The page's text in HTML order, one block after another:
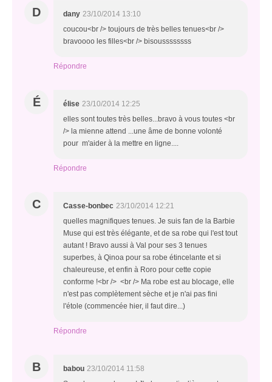
D dany 23/10/2014 13:10
coucou<br /> toujours de très belles tenues<br />
bravoooo les filles<br /> bisoussssssss
Répondre
É élise 23/10/2014 12:25
elles sont toutes très belles...bravo à vous toutes <br
/> la mienne attend ...une âme de bonne volonté
pour m'aider à la mettre en ligne....
Répondre
C Casse-bonbec 23/10/2014 12:21
quelles magnifiques tenues. Je suis fan de la Barbie
Muse qui est très élégante, et de sa robe qui l'est tout
autant ! Bravo aussi à Val pour ses 3 tenues
superbes, à Qinoa pour sa robe étincelante et si
chaleureuse, et enfin à Roro pour cette copie
conforme !<br /> <br /> Ma robe est au blocage, elle
n'est pas complètement sèche et je n'ai pas fini
l'étole (commencée hier, il faut dire...)
Répondre
B babou 23/10/2014 11:58